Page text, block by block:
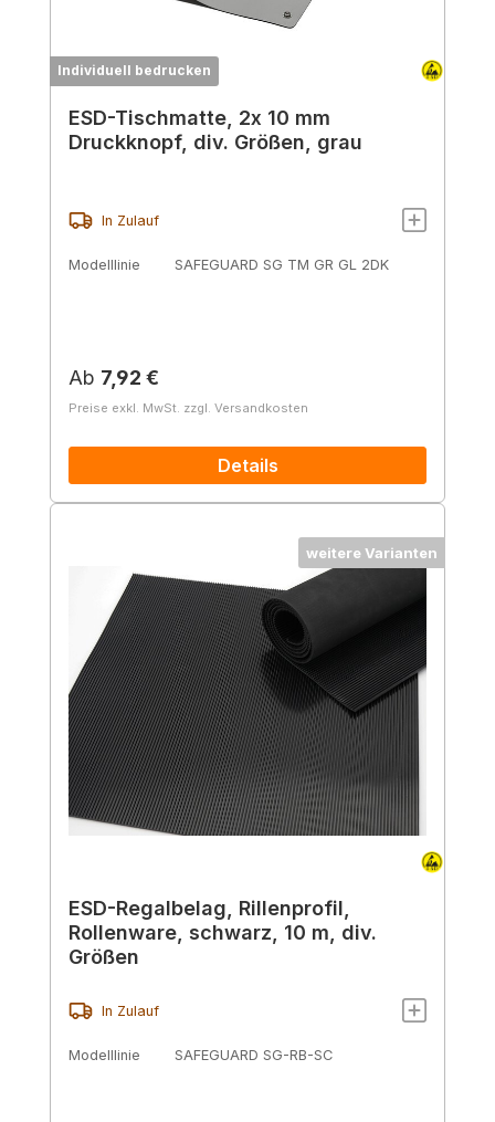
Individuell bedrucken
ESD-Tischmatte, 2x 10 mm
Druckknopf, div. Größen, grau
In Zulauf
Modelllinie SAFEGUARD SG TM GR GL 2DK
Regulärer Preis:
Ab 7,92 €
Preise exkl. MwSt. zzgl. Versandkosten
Details
weitere Varianten
ESD-Regalbelag, Rillenprofil,
Rollenware, schwarz, 10 m, div.
Größen
In Zulauf
Modelllinie SAFEGUARD SG-RB-SC